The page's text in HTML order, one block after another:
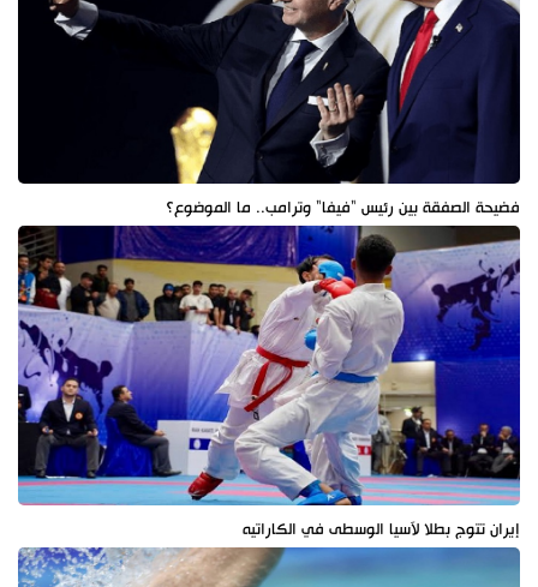
فضيحة الصفقة بين رئيس "فيفا" وترامب.. ما الموضوع؟
إيران تتوج بطلا لآسيا الوسطى في الكاراتيه